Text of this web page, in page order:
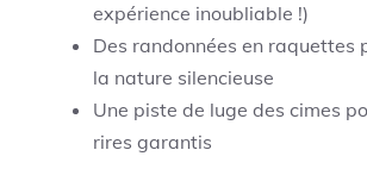
expérience inoubliable !)
Des randonnées en raquettes
la nature silencieuse
Une piste de luge des cimes
rires garantis